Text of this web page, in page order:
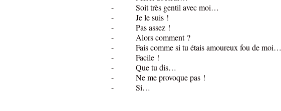
- Soit très gentil avec moi…
- Je le suis !
- Pas assez !
- Alors comment ?
- Fais comme si tu étais amoureux fou de moi…
- Facile !
- Que tu dis…
- Ne me provoque pas !
- Si…